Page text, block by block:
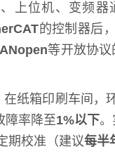
上位机、变频器
的控制器后
等开放协
纸箱印刷车间，
障率降至1%以下。
期校准（建议每半